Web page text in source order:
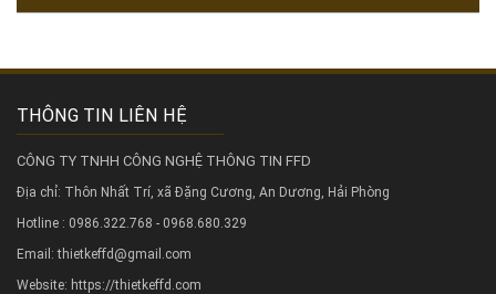
THÔNG TIN LIÊN HỆ
CÔNG TY TNHH CÔNG NGHỆ THÔNG TIN FFD
Địa chỉ: Thôn Nhất Trí, xã Đặng Cương, An Dương, Hải Phòng
Hotline : 0986.322.768 - 0968.680.329
Email: thietkeffd@gmail.com
Website: https://thietkeffd.com